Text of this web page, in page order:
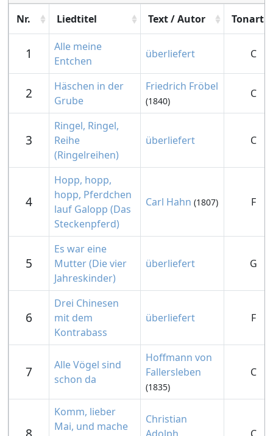
Nr. Liedtitel Text / Autor Tonart
1
Alle meine
Entchen
überliefert C
2
Häschen in der
Grube
Friedrich Fröbel
(1840)
C
3
Ringel, Ringel,
Reihe
(Ringelreihen)
überliefert C
4
Hopp, hopp,
hopp, Pferdchen
lauf Galopp (Das
Steckenpferd)
Carl Hahn (1807) F
5
Es war eine
Mutter (Die vier
Jahreskinder)
überliefert G
6
Drei Chinesen
mit dem
Kontrabass
überliefert F
7
Alle Vögel sind
schon da
Hoffmann von
Fallersleben
(1835)
C
Komm, lieber
Mai, und mache
Christian